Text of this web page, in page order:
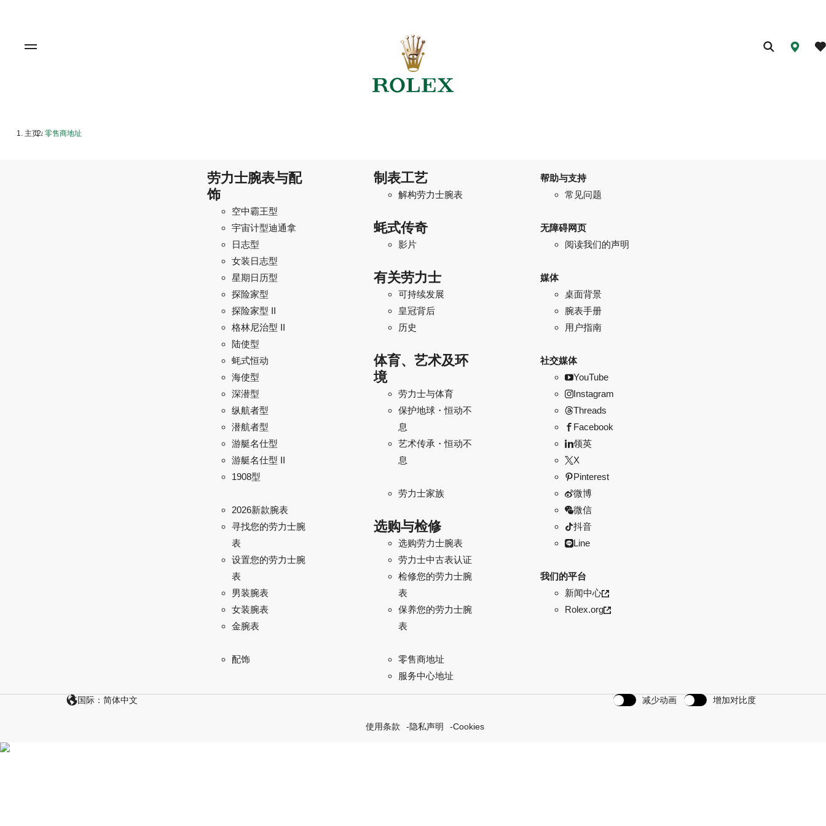
主页/ 零售商地址
劳力士腕表与配
饰
空中霸王型
宇宙计型迪通拿
日志型
女装日志型
星期日历型
探险家型
探险家型 II
格林尼治型 II
陆使型
蚝式恒动
海使型
深潜型
纵航者型
潜航者型
游艇名仕型
游艇名仕型 II
1908型
2026新款腕表
寻找您的劳力士腕
表
设置您的劳力士腕
表
男装腕表
女装腕表
金腕表
配饰
制表工艺
解构劳力士腕表
蚝式传奇
影片
有关劳力士
可持续发展
皇冠背后
历史
体育、艺术及环
境
劳力士与体育
保护地球・恒动不
息
艺术传承・恒动不
息
劳力士家族
选购与检修
选购劳力士腕表
劳力士中古表认证
检修您的劳力士腕
表
保养您的劳力士腕
表
零售商地址
服务中心地址
帮助与支持
常见问题
无障碍网页
阅读我们的声明
媒体
桌面背景
腕表手册
用户指南
社交媒体
YouTube
Instagram
Threads
Facebook
领英
X
Pinterest
微博
微信
抖音
Line
我们的平台
新闻中心
Rolex.org
国际：简体中文 减少动画 增加对比度
使用条款 隐私声明 Cookies